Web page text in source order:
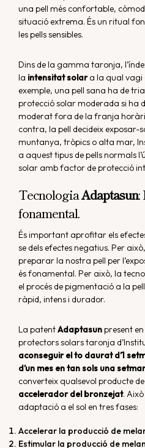
una pell més confortable,
situació extrema. És un ritual
les pells sensibles.
Dins de la gamma taronja,
la intensitat solara la qual vagi
exemple, una pell sana ha de
protecció solar moderada si ha
moderat fora de la franja
contra, la pell decideix exposar-
muntanya, tròpics o alta mar,
a aquest tipus de pells normals
solar amb factor de protecció
TecnologiaAdaptasun:
fonamental.
És important aprofitar els
se dels efectes negatius. Per
preparar la nostra pell per
és fonamental. Per això, la
el procés de pigmentació a la
ràpid, intens i durador.
La patentAdaptasunpresent
protectors solars taronja
aconseguir el to daurat d’1
d’un mes en tan sols una
converteix qualsevol producte
accelerador del bronzejat.
adaptació a el sol en tres fases:
Accelerar la producció de
Estimular la producció de